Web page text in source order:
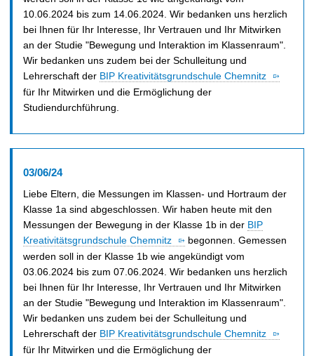
10.06.2024 bis zum 14.06.2024. Wir bedanken uns herzlich
bei Ihnen für Ihr Interesse, Ihr Vertrauen und Ihr Mitwirken
an der Studie "Bewegung und Interaktion im Klassenraum".
Wir bedanken uns zudem bei der Schulleitung und
Lehrerschaft der BIP Kreativitätsgrundschule Chemnitz
für Ihr Mitwirken und die Ermöglichung der
Studiendurchführung.
03/06/24
Liebe Eltern, die Messungen im Klassen- und Hortraum der
Klasse 1a sind abgeschlossen. Wir haben heute mit den
Messungen der Bewegung in der Klasse 1b in der BIP
Kreativitätsgrundschule Chemnitz
begonnen. Gemessen
werden soll in der Klasse 1b wie angekündigt vom
03.06.2024 bis zum 07.06.2024. Wir bedanken uns herzlich
bei Ihnen für Ihr Interesse, Ihr Vertrauen und Ihr Mitwirken
an der Studie "Bewegung und Interaktion im Klassenraum".
Wir bedanken uns zudem bei der Schulleitung und
Lehrerschaft der BIP Kreativitätsgrundschule Chemnitz
für Ihr Mitwirken und die Ermöglichung der